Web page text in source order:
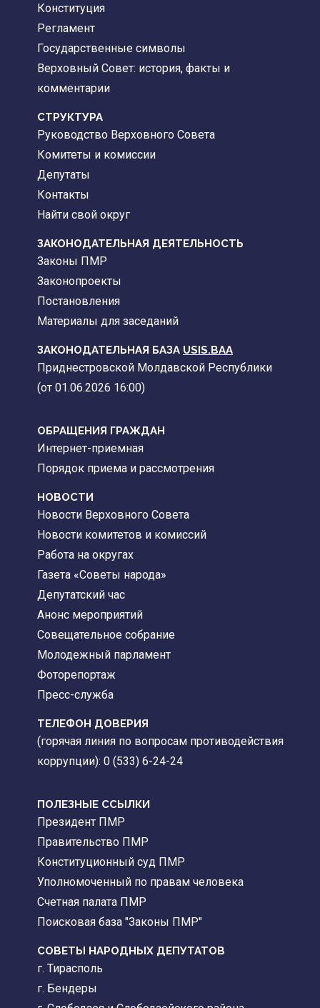
Конституция
Регламент
Государственные символы
Верховный Совет: история, факты и
комментарии
CТРУКТУРА
Руководство Верховного Совета
Комитеты и комиссии
Депутаты
Контакты
Найти свой округ
ЗАКОНОДАТЕЛЬНАЯ ДЕЯТЕЛЬНОСТЬ
Законы ПМР
Законопроекты
Постановления
Материалы для заседаний
ЗАКОНОДАТЕЛЬНАЯ БАЗА USIS.BAA
Приднестровской Молдавской Республики
(от 01.06.2026 16:00)
ОБРАЩЕНИЯ ГРАЖДАН
Интернет-приемная
Порядок приема и рассмотрения
НОВОСТИ
Новости Верховного Совета
Новости комитетов и комиссий
Работа на округах
Газета «Советы народа»
Депутатский час
Анонс мероприятий
Совещательное собрание
Молодежный парламент
Фоторепортаж
Пресс-служба
ТЕЛЕФОН ДОВЕРИЯ
(горячая линия по вопросам противодействия
коррупции): 0 (533) 6-24-24
ПОЛЕЗНЫЕ ССЫЛКИ
Президент ПМР
Правительство ПМР
Конституционный суд ПМР
Уполномоченный по правам человека
Счетная палата ПМР
Поисковая база "Законы ПМР"
СОВЕТЫ НАРОДНЫХ ДЕПУТАТОВ
г. Тирасполь
г. Бендеры